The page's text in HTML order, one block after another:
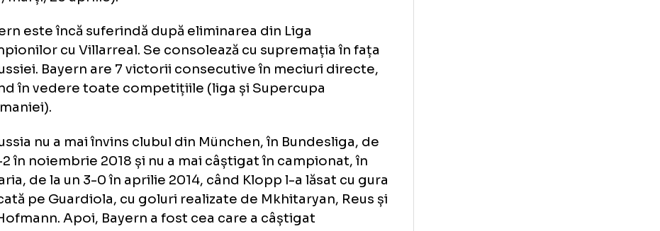
dorința de a amâna petrecerea pentru echipa lui Nagelsmann.
O victorie a celor de Dortmund ar condimenta călătoria lui
Bayern la Mainz, în etapa următoare, în timp ce Borussia o va
găzdui pe Bochum (mai întâi, va disputa un amical cu Dinamo
Kiev, marți, 26 aprilie).
Bayern este încă suferindă după eliminarea din Liga
Campionilor cu Villarreal. Se consolează cu supremația în fața
Borussiei. Bayern are 7 victorii consecutive în meciuri directe,
având în vedere toate competițiile (liga și Supercupa